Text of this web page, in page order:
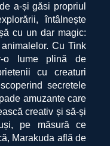
a-și găsi propriul
întâlnește
cu un dar magic:
Cu Tink
o lume plină de
cu creaturi
secretele
amuzante care
creativ și să-și
pe măsură ce
Marakuda află de